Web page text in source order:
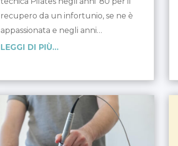
recupero da un infortunio, se ne è
appassionata e negli anni…
LEGGI DI PIÙ…